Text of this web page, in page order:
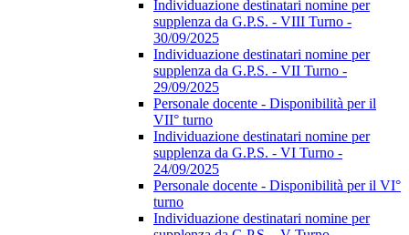
Individuazione destinatari nomine per
supplenza da G.P.S. - VIII Turno -
30/09/2025
Individuazione destinatari nomine per
supplenza da G.P.S. - VII Turno -
29/09/2025
Personale docente - Disponibilità per il
VII° turno
Individuazione destinatari nomine per
supplenza da G.P.S. - VI Turno -
24/09/2025
Personale docente - Disponibilità per il VI°
turno
Individuazione destinatari nomine per